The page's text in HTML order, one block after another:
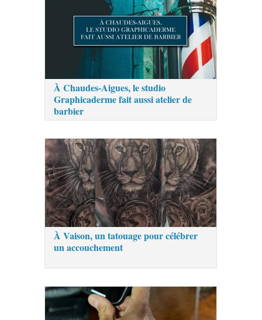
À Chaudes-Aigues, le studio
Graphicaderme fait aussi atelier de
barbier
À Vaison, un tatouage pour célébrer
un accouchement